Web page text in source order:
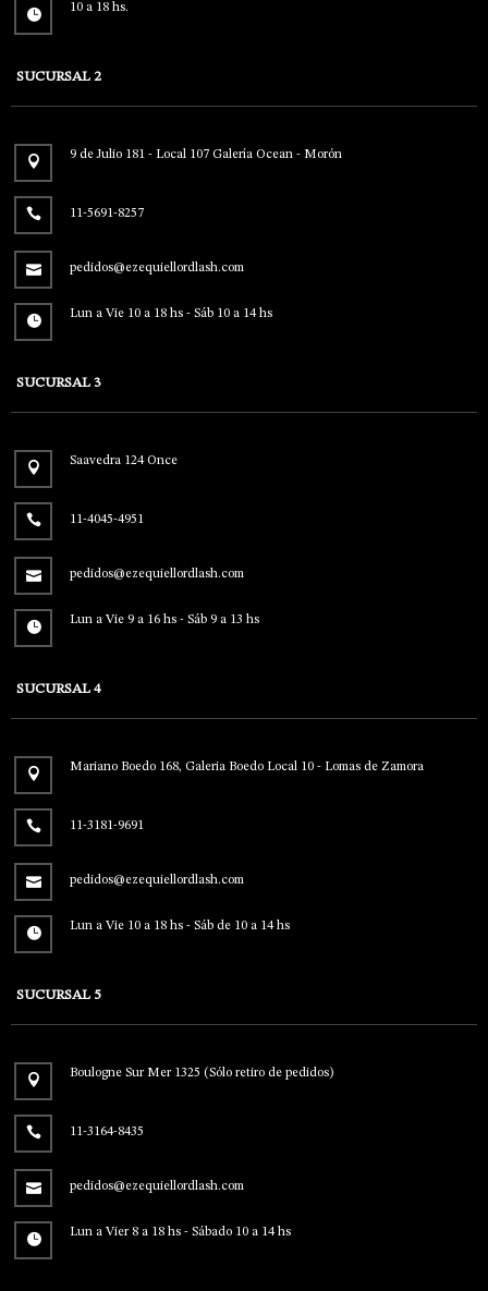
10 a 18 hs.
SUCURSAL 2
9 de Julio 181 - Local 107 Galería Ocean - Morón
11-5691-8257
pedidos@ezequiellordlash.com
Lun a Vie 10 a 18 hs - Sáb 10 a 14 hs
SUCURSAL 3
Saavedra 124 Once
11-4045-4951
pedidos@ezequiellordlash.com
Lun a Vie 9 a 16 hs - Sáb 9 a 13 hs
SUCURSAL 4
Mariano Boedo 168, Galeria Boedo Local 10 - Lomas de Zamora
11-3181-9691
pedidos@ezequiellordlash.com
Lun a Vie 10 a 18 hs - Sáb de 10 a 14 hs
SUCURSAL 5
Boulogne Sur Mer 1325 (Sólo retiro de pedidos)
11-3164-8435
pedidos@ezequiellordlash.com
Lun a Vier 8 a 18 hs - Sábado 10 a 14 hs